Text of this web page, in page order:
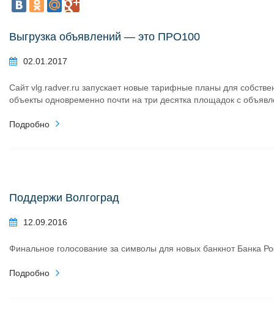
Выгрузка объявлений — это ПРО100
02.01.2017
Сайт vlg.radver.ru запускает новые тарифные планы для
объекты одновременно почти на три десятка площадок с
Подробно
Поддержи Волгоград
12.09.2016
Финальное голосование за символы для новых банкнот Банка
Подробно